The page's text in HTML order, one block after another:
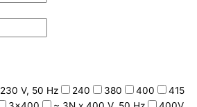
230 V, 50 Hz 240 380 400
415